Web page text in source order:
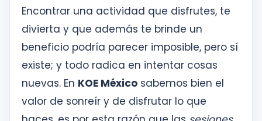
Encontrar una actividad que disfrutes, te
divierta y que además te brinde un
beneficio podría parecer imposible, pero sí
existe; y todo radica en intentar cosas
nuevas. En KOE México sabemos bien el
valor de sonreír y de disfrutar lo que